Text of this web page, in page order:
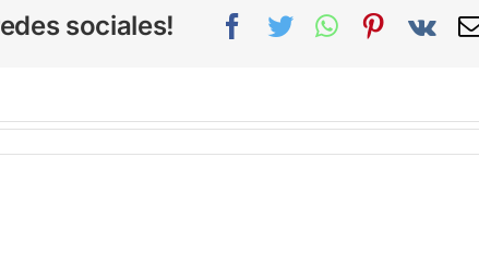
sociales! Facebook
TwitterWhatsAppPinterest
Vk